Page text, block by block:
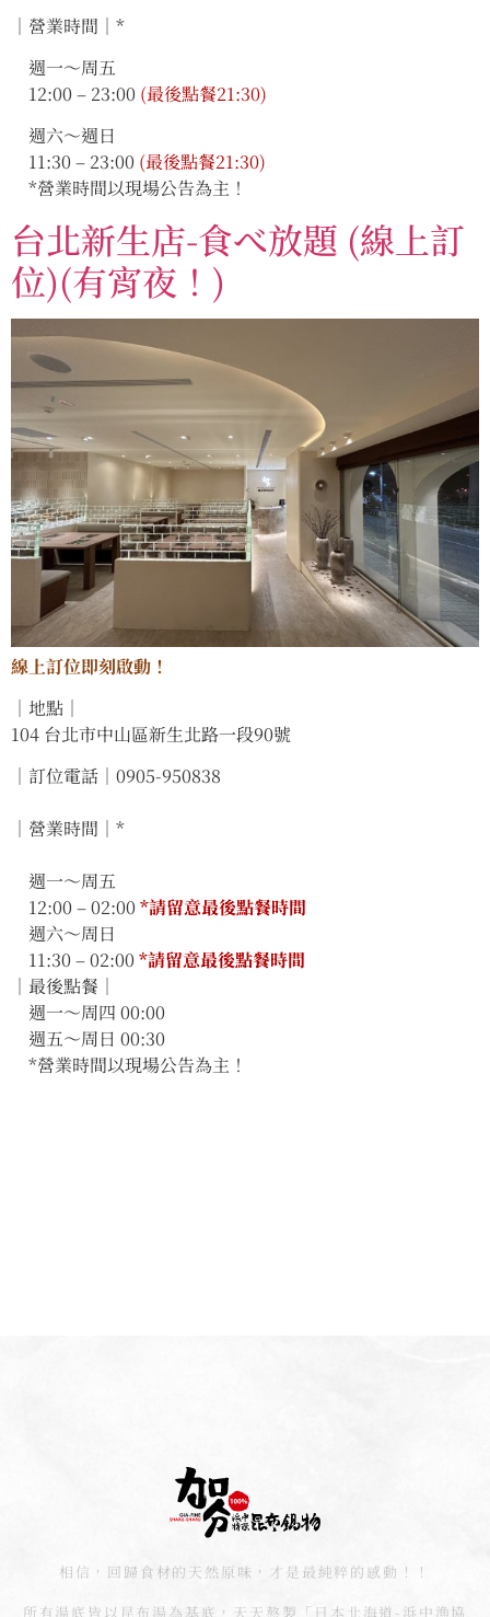
｜營業時間｜*
週一～周五
12:00 – 23:00 (最後點餐21:30)
週六～週日
11:30 – 23:00 (最後點餐21:30)
*營業時間以現場公告為主！
台北新生店-食べ放題 (線上訂
位)(有宵夜！)
線上訂位即刻啟動！
｜地點｜
104 台北市中山區新生北路一段90號
｜訂位電話｜0905-950838
｜營業時間｜*
週一～周五
12:00 – 02:00*請留意最後點餐時間
週六～周日
11:30 – 02:00*請留意最後點餐時間
｜最後點餐｜
週一～周四 00:00
週五～周日 00:30
*營業時間以現場公告為主！
相信，回歸食材的天然原味，才是最純粹的感動！！
所有湯底皆以昆布湯為基底，天天熬製「日本北海道-浜中漁協